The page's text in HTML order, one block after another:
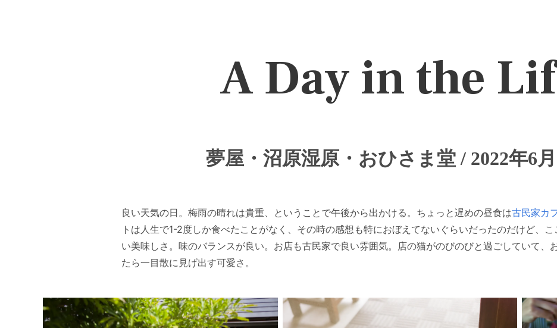
A Day in the
夢屋・沼原湿原・おひさま堂 / 2022年6月
良い天気の日。梅雨の晴れは貴重、ということで午後から出かける。ちょっと遅めの昼食は古民家カ
トは人生で1-2度しか食べたことがなく、その時の感想も特におぼえてないぐらいだったのだけど、
い美味しさ。味のバランスが良い。お店も古民家で良い雰囲気。店の猫がのびのびと過ごしていて、
たら一目散に見げ出す可愛さ。